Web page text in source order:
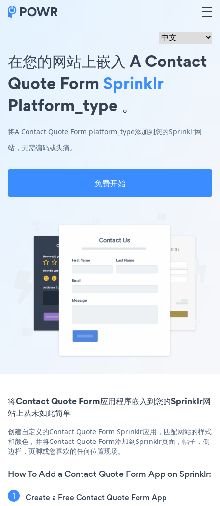
在您的网站上嵌入 A Contact
Quote Form Sprinklr
Platform_type 。
将A Contact Quote Form platform_type添加到您的Sprinklr网
站，无需编码或头痛。
免费开始
将Contact Quote Form应用程序嵌入到您的Sprinklr网
站上从未如此简单
创建自定义的Contact Quote Form Sprinklr应用，匹配网站的样式
和颜色，并将Contact Quote Form添加到Sprinklr页面，帖子，侧
边栏，页脚或您喜欢的任何位置现场。
How To Add a Contact Quote Form App on Sprinklr:
Create a Free Contact Quote Form App